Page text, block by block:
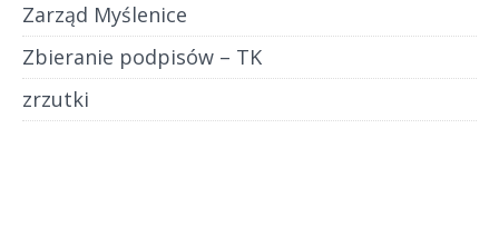
Zarząd Myślenice
Zbieranie podpisów – TK
zrzutki